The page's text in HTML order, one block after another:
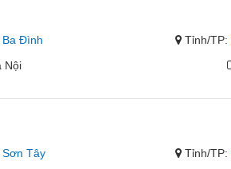
Ba Đình Tỉnh/TP:
Nội
Sơn Tây Tỉnh/TP: